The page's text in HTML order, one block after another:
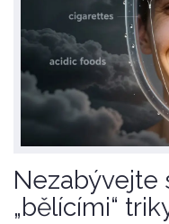
Nezabývejte
„bělícími“